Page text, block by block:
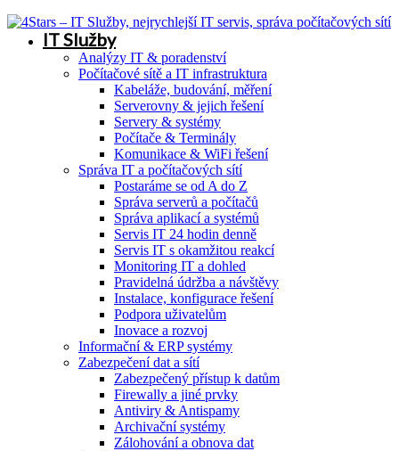
IT Služby
Analýzy IT & poradenství
Počítačové sítě a IT infrastruktura
Kabeláže, budování, měření
Serverovny & jejich řešení
Servery & systémy
Počítače & Terminály
Komunikace & WiFi řešení
Správa IT a počítačových sítí
Postaráme se od A do Z
Správa serverů a počítačů
Správa aplikací a systémů
Servis IT 24 hodin denně
Servis IT s okamžitou reakcí
Monitoring IT a dohled
Pravidelná údržba a návštěvy
Instalace, konfigurace řešení
Podpora uživatelům
Inovace a rozvoj
Informační & ERP systémy
Zabezpečení dat a sítí
Zabezpečený přístup k datům
Firewally a jiné prvky
Antiviry & Antispamy
Archivační systémy
Zálohování a obnova dat